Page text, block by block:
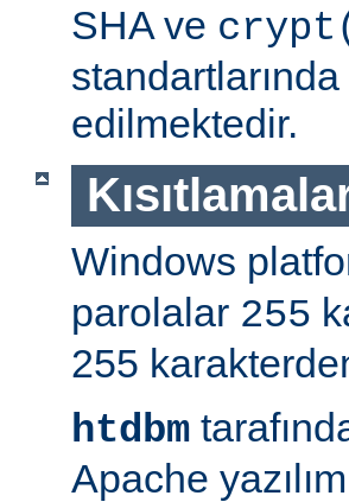
SHA ve
standartlarında
edilmektedir.
Windows
parolalar 255
255
htdbm
Apache